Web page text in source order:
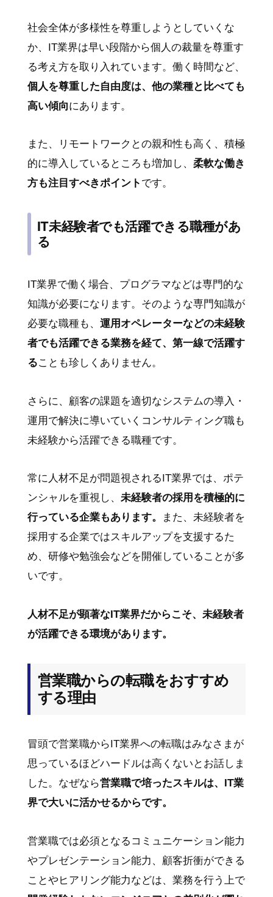
社会全体が多様性を尊重しようとしていくな
か、IT業界は早い段階から個人の裁量を尊重す
る考え方を取り入れています。働く時間など、
個人を尊重した自由度は、他の業種と比べても
高い傾向にあります。
また、リモートワークとの親和性も高く、積極
的に導入しているところも増加し、 柔軟な働き
方も注目すべきポイント です。
IT未経験者でも活躍できる職種があ
る
IT業界で働く場合、プログラマなどは専門的な
知識が必要になります。そのような専門知識が
必要な職種も、 運用オペレーターなどの未経験
者でも活躍できる業務を経て、第一線で活躍す
ることも珍しくありません。
さらに、顧客の課題を適切なシステムの導入・
運用で解決に導いていくコンサルティング職も
未経験から活躍できる職種です。
常に人材不足が問題視されるIT業界では、ポテ
ンシャルを重視し、 未経験者の採用を積極的に
行っている企業もあります。
また、未経験者を
採用する企業ではスキルアップを支援するた
め、研修や勉強会などを開催していることが多
いです。
人材不足が顕著なIT業界だからこそ、未経験者
が活躍できる環境があります。
営業職からの転職をおすすめ
する理由
冒頭で営業職からIT業界への転職はみなさまが
思っているほどハードルは高くないとお話しま
した。なぜなら営業職で培ったスキルは、IT業
界で大いに活かせるからです。
営業職では必須となるコミュニケーション能力
やプレゼンテーション能力、顧客折衝ができる
ことやヒアリング能力などは、業務を行う上で